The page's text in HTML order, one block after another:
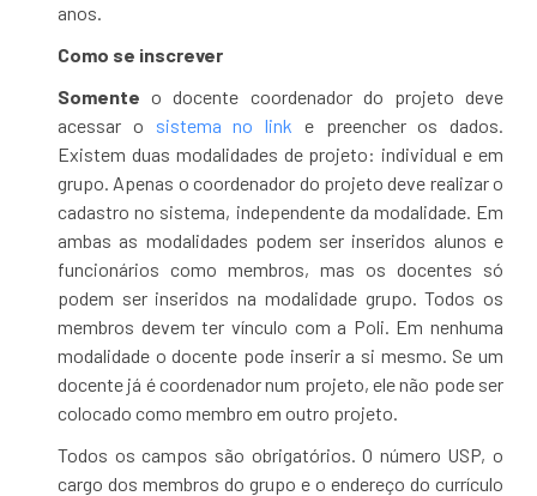
anos.
Como se inscrever
Somente o docente coordenador do projeto deve
acessar o sistema no link e preencher os dados.
Existem duas modalidades de projeto: individual e em
grupo. Apenas o coordenador do projeto deve realizar o
cadastro no sistema, independente da modalidade. Em
ambas as modalidades podem ser inseridos alunos e
funcionários como membros, mas os docentes só
podem ser inseridos na modalidade grupo. Todos os
membros devem ter vínculo com a Poli. Em nenhuma
modalidade o docente pode inserir a si mesmo. Se um
docente já é coordenador num projeto, ele não pode ser
colocado como membro em outro projeto.
Todos os campos são obrigatórios. O número USP, o
cargo dos membros do grupo e o endereço do currículo